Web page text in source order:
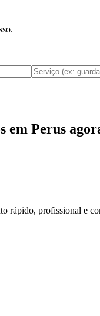
em Perus
rápido, profissional e